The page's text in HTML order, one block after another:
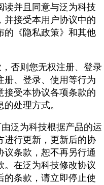
读并且同意与泛为科技
并接受本用户协议中的
的《隐私政策》和其他
否则您无权注册、登录
册、登录、使用等行为
接受本协议各项条款的
处理方式。
泛为科技根据产品的运
进行更新，更新后的协
议条款，恕不再另行通
。在泛为科技修改协议
的条款，请立即停止使